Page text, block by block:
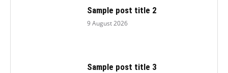
Sample post title 2
9 August 2026
Sample post title 3